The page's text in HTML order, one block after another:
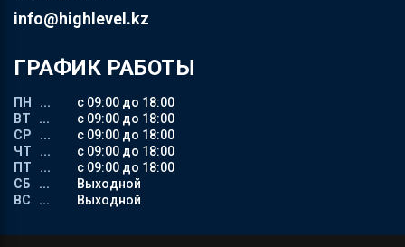
info@highlevel.kz
ГРАФИК РАБОТЫ
ПН ...
с 09:00 до 18:00
ВТ ...
с 09:00 до 18:00
СР ...
с 09:00 до 18:00
ЧТ ...
с 09:00 до 18:00
ПТ ...
с 09:00 до 18:00
СБ ...
Выходной
ВС ...
Выходной